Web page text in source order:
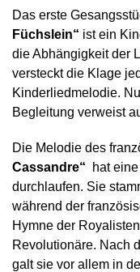
Das erste
Füchslein“ ist ein
die Abhängigkeit der
versteckt die Klage
Kinderliedmelodie.
Begleitung verweist
Die Melodie des
Cassandre“
hat
durchlaufen. Sie
während der
Hymne der
Revolutionäre. Nach
galt sie vor allem in